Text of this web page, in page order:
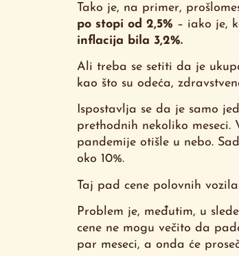
Tako je, na primer,
po stopi od 2,5% – iako je,
inflacija bila 3,2%.
Ali treba se setiti da je
kao što su odeća,
Ispostavlja se da je samo
prethodnih nekoliko
pandemije otišle u nebo.
oko 10%.
Taj pad cene polovnih
Problem je, međutim, u
cene ne mogu večito da
par meseci, a onda će